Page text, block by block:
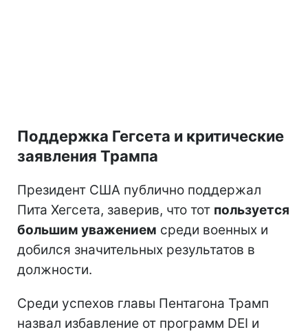
Поддержка Гегсета и критические
заявления Трампа
Президент США публично поддержал
Пита Хегсета, заверив, что тот пользуется
большим уважением среди военных и
добился значительных результатов в
должности.
Среди успехов главы Пентагона Трамп
назвал избавление от программ DEI и